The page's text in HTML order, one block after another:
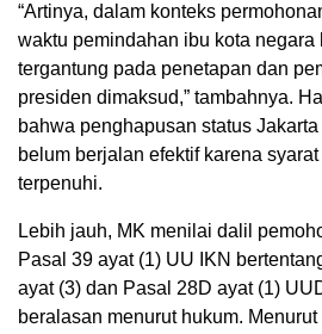
“Artinya, dalam konteks
waktu pemindahan ibu kota negara
tergantung pada penetapan dan
presiden dimaksud,” tambahnya.
bahwa penghapusan status
belum berjalan efektif karena
terpenuhi.
Lebih jauh, MK menilai dalil
Pasal 39 ayat (1) UU IKN
ayat (3) dan Pasal 28D ayat (1)
beralasan menurut hukum.